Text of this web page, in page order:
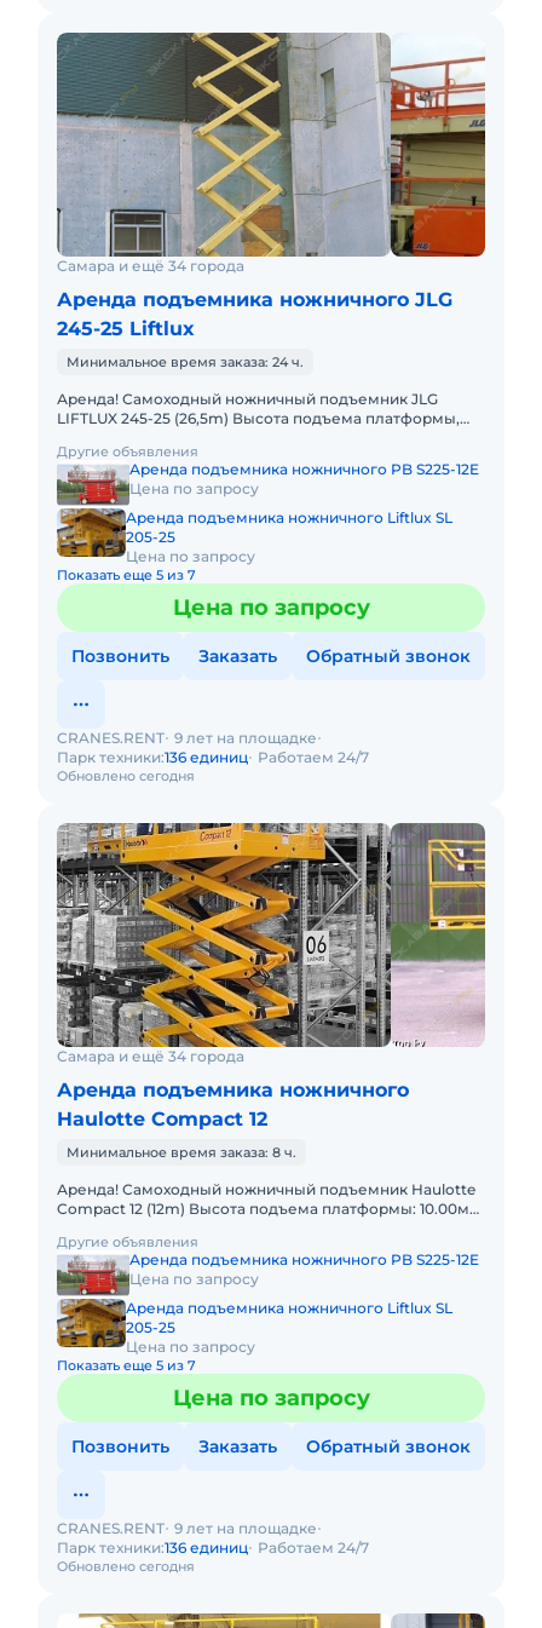
Самара и ещё 34 города
Аренда подъемника ножничного JLG
245-25 Liftlux
Минимальное время заказа: 24 ч.
Аренда! Самоходный ножничный подъемник JLG
LIFTLUX 245-25 (26,5m) Высота подъема платформы,
Выдвижная секция п
Другие объявления
Аренда подъемника ножничного PB S225-12E
Цена по запросу
Аренда подъемника ножничного Liftlux SL
205-25
Цена по запросу
Показать еще 5 из 7
Цена по запросу
Позвонить Заказать Обратный звонок
Обновлено сегодня
CRANES.RENT 9 лет на площадке
Парк техники:136 единиц Работаем 24/7
Самара и ещё 34 города
Аренда подъемника ножничного
Haulotte Compact 12
Минимальное время заказа: 8 ч.
Аренда! Самоходный ножничный подъемник Haulotte
Compact 12 (12m) Высота подъема платформы: 10.00м
платформы
Другие объявления
Аренда подъемника ножничного PB S225-12E
Цена по запросу
Аренда подъемника ножничного Liftlux SL
205-25
Цена по запросу
Показать еще 5 из 7
Цена по запросу
Позвонить Заказать Обратный звонок
Обновлено сегодня
CRANES.RENT 9 лет на площадке
Парк техники:136 единиц Работаем 24/7